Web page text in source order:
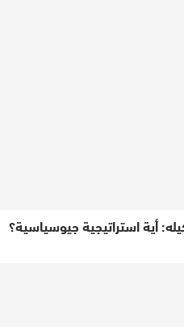
أية استراتيجية جيوسياسية؟